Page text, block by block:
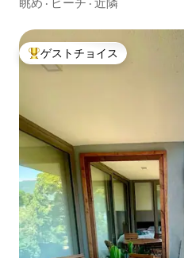
眺め · ビーチ · 近隣
大好評のゲストチョイスです。
ゲストチョイス